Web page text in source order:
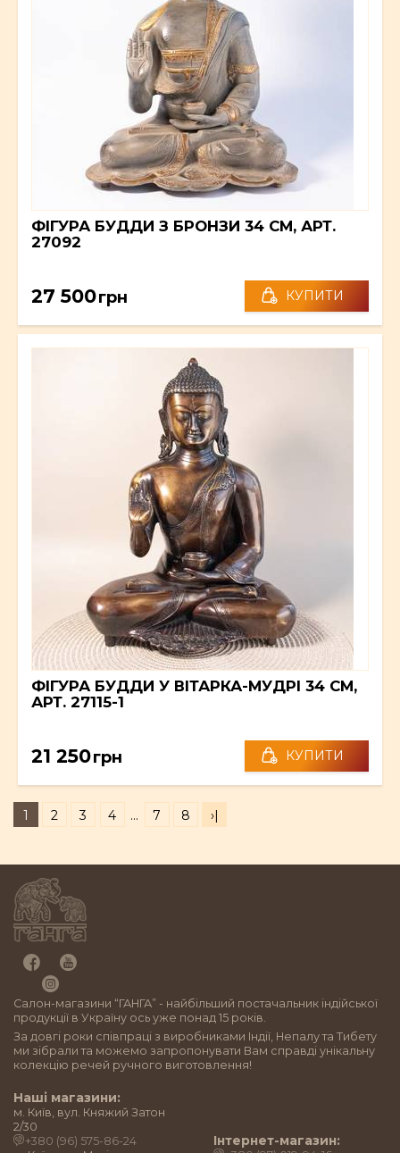
ФІГУРА БУДДИ З БРОНЗИ 34 СМ, АРТ.
27092
27 500грн КУПИТИ
ФІГУРА БУДДИ У ВІТАРКА-МУДРІ 34 СМ,
АРТ. 27115-1
21 250грн КУПИТИ
1 2 3 4 ... 7 8 ›|
Салон-магазини “ГАНГА” - найбільший постачальник індійської
продукції в Україну ось уже понад 15 років.
За довгі роки співпраці з виробниками Індії, Непалу та Тибету
ми зібрали та можемо запропонувати Вам справді унікальну
колекцію речей ручного виготовлення!
Наші магазини:
м. Київ, вул. Княжий Затон
2/30
+380 (96) 575-86-24
Інтернет-магазин: